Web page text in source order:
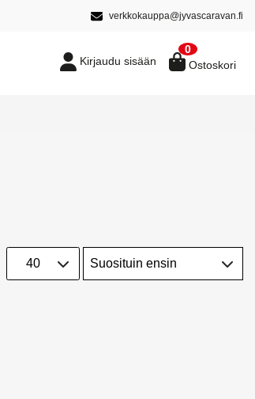
verkkokauppa@jyvascaravan.fi
Kirjaudu sisään
0
Ostoskori